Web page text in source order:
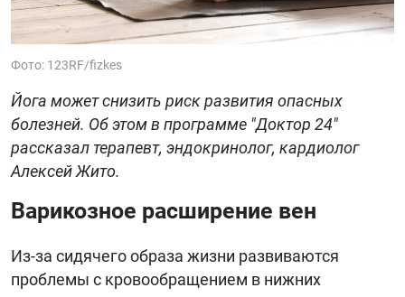
Фото: 123RF/fizkes
Йога может снизить риск развития опасных
болезней. Об этом в программе "Доктор 24"
рассказал терапевт, эндокринолог, кардиолог
Алексей Жито.
Варикозное расширение вен
Из-за сидячего образа жизни развиваются
проблемы с кровообращением в нижних